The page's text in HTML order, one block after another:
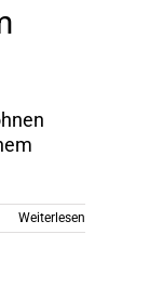
Weiterlesen